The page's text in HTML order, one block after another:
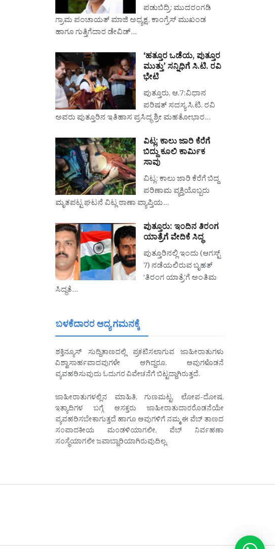
ಪಡುಬಿದ್ರಿ: ಮುದರಂಗಡಿ
ಗ್ರಾಮ ಪಂಚಾಯತ್ ಮಾಜಿ ಅಧ್ಯಕ್ಷ, ಕಾಂಗ್ರೆಸ್ ಮುಖಂಡ
ಹಾಗೂ ಗುತ್ತಿಗೆದಾರ ಡೇವಿಡ್…
‘ಹತ್ತೂರ ಒಡೆಯ, ಪುತ್ತೂರ
ಮುತ್ತು’ ಸನ್ನಿಧಿಗೆ ಸಿ.ಟಿ. ರವಿ
ಭೇಟಿ
ಪುತ್ತೂರು, ಆ.7:ವಿಧಾನ
ಪರಿಷತ್ ಸದಸ್ಯ ಸಿ.ಟಿ. ರವಿ
ಅವರು ಪುತ್ತೂರಿನ ಇತಿಹಾಸ ಪ್ರಸಿದ್ಧ ಶ್ರೀ ಮಹತೋಭಾರ…
ವಿಟ್ಲ: ಕಾಲು ಜಾರಿ ಕೆರೆಗೆ
ಬಿದ್ದು ಕೂಲಿ ಕಾರ್ಮಿಕ
ಸಾವು
ವಿಟ್ಲ: ಕಾಲು ಜಾರಿ ಕೆರೆಗೆ ಬಿದ್ದ
ಪರಿಣಾಮ ವ್ಯಕ್ತಿಯೊಬ್ಬರು
ಮೃತಪಟ್ಟ ಘಟನೆ ವಿಟ್ಲ ಠಾಣಾ ವ್ಯಾಪ್ತಿಯ…
ಪುತ್ತೂರು: ಇಂದಿನ ತಿರಂಗ
ಯಾತ್ರೆಗೆ ವೇದಿಕೆ ಸಿದ್ಧ
ಪುತ್ತೂರಿನಲ್ಲಿ ಇಂದು (ಆಗಸ್ಟ್
7) ನಡೆಯಲಿರುವ ಬೃಹತ್
'ತಿರಂಗ ಯಾತ್ರೆ'ಗೆ ಅಂತಿಮ
ಸಿದ್ಧತೆ…
ಬಳಕೆದಾರರ ಆದ್ಯ ಗಮನಕ್ಕೆ
ಶಕ್ತಿನ್ಯೂಸ್ ಸುದ್ದಿತಾಣದಲ್ಲಿ ಪ್ರಕಟಿಸಲಾಗುವ ಜಾಹೀರಾತುಗಳು
ವಿಶ್ವಾಸಾರ್ಹವಾದವುಗಳೇ ಆಗಿದ್ದರೂ, ಅವುಗಳೊಡನೆ
ವ್ಯವಹರಿಸುವುದು ಓದುಗರ ವಿವೇಚನೆಗೆ ಬಿಟ್ಟದ್ದಾಗಿರುತ್ತದೆ.
ಜಾಹೀರಾತುಗಳಲ್ಲಿನ ಮಾಹಿತಿ, ಗುಣಮಟ್ಟ, ಲೋಪ-ದೋಷ,
ಇತ್ಯಾದಿಗಳ ಬಗ್ಗೆ ಆಸಕ್ತರು ಜಾಹೀರಾತುದಾರರೊಡನೆಯೇ
ವ್ಯವಹರಿಸಬೇಕಾಗುತ್ತದೆ ಹಾಗೂ ಅವುಗಳಿಗೆ ನಮ್ಮ ಈ ವೆಬ್ ತಾಣದ
ಸಂಪಾದಕೀಯ ಮಂಡಳಿಯಾಗಲೀ, ವೆಬ್ ನಿರ್ವಹಣಾ
ಸಂಸ್ಥೆಯಾಗಲೀ ಜವಾಬ್ದಾರಿಯಾಗಿರುವುದಿಲ್ಲ.